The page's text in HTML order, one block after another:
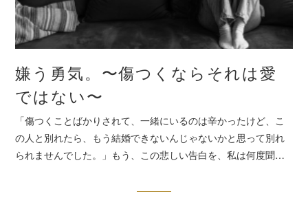
嫌う勇気。〜傷つくならそれは愛
ではない〜
「傷つくことばかりされて、一緒にいるのは辛かったけど、こ
の人と別れたら、もう結婚できないんじゃないかと思って別れ
られませんでした。」もう、この悲しい告白を、私は何度聞…